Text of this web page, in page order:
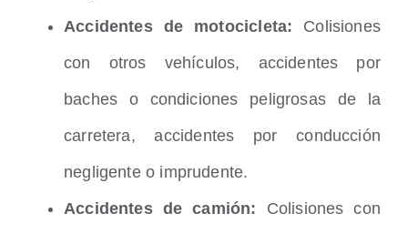
Accidentes de motocicleta: Colisiones
con otros vehículos, accidentes por
baches o condiciones peligrosas de la
carretera, accidentes por conducción
negligente o imprudente.
Accidentes de camión: Colisiones con